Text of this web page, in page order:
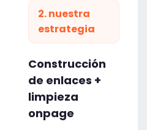
2. nuestra
estrategia
Construcción
de enlaces +
limpieza
onpage